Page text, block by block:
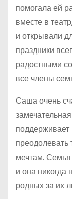
помогала ей
вместе в
и открывали
праздники
радостными
все члены
Саша очень
преодолевать
мечтам.
и она никогда
родных за их